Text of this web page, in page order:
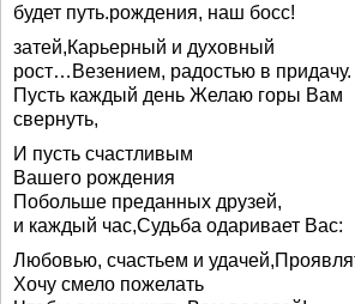
будет путь.рождения, наш босс!
затей,Карьерный и духовный
рост…Везением, радостью в придачу.
Пусть каждый день Желаю горы Вам
свернуть,
И пусть счастливым
Вашего рождения
Побольше преданных друзей,
и каждый час,Судьба одаривает Вас:
Любовью, счастьем и
Хочу смело пожелать